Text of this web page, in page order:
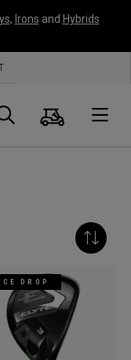
, Irons and Hybrids
Suche
DROP